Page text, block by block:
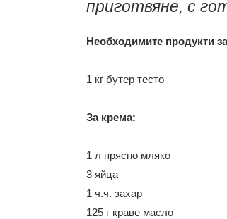
приготвяне, с
Необходимите продукти
1 кг бутер тесто
За крема:
1 л прясно мляко
3 яйца
1 ч.ч. захар
125 г краве масло